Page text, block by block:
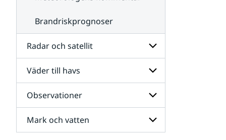
Brandriskprognoser
Radar och satellit
Undersidor
för
Radar
och
satellit
Väder till havs
Undersidor
för
Väder
till
havs
Observationer
Undersidor
för
Mark och vatten